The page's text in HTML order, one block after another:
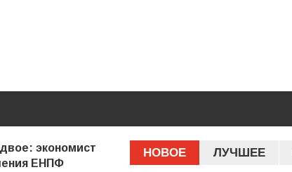
экономист
ЕНПФ
НОВОЕ ЛУЧШЕЕ